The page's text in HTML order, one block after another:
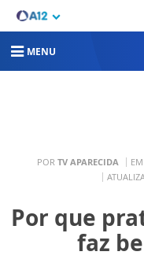
MENU
POR TV APARECIDA
Por que
faz